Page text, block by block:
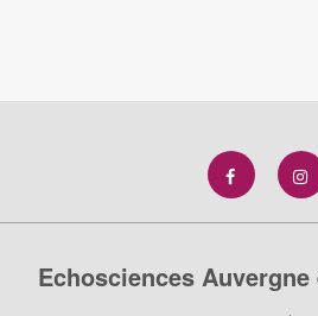
Echosciences